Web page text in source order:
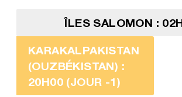
ÎLES SALOMON :
KARAKALPAKISTAN
(OUZBÉKISTAN) :
20H00 (JOUR -1)